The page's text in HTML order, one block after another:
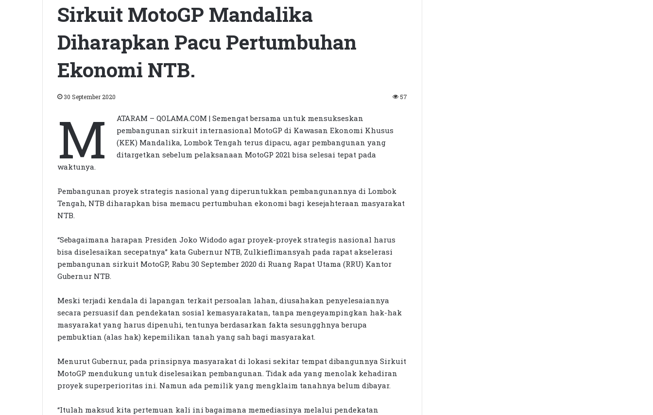
Sirkuit MotoGP Mandalika
Diharapkan Pacu Pertumbuhan
Ekonomi NTB.
30 September 2020 57
M
ATARAM – QOLAMA.COM | Semengat bersama untuk mensukseskan
pembangunan sirkuit internasional MotoGP di Kawasan Ekonomi Khusus
(KEK) Mandalika, Lombok Tengah terus dipacu, agar pembangunan yang
ditargetkan sebelum pelaksanaan MotoGP 2021 bisa selesai tepat pada
waktunya.
Pembangunan proyek strategis nasional yang diperuntukkan pembangunannya di Lombok
Tengah, NTB diharapkan bisa memacu pertumbuhan ekonomi bagi kesejahteraan masyarakat
NTB.
“Sebagaimana harapan Presiden Joko Widodo agar proyek-proyek strategis nasional harus
bisa diselesaikan secepatnya” kata Gubernur NTB, Zulkieflimansyah pada rapat akselerasi
pembangunan sirkuit MotoGP, Rabu 30 September 2020 di Ruang Rapat Utama (RRU) Kantor
Gubernur NTB.
Meski terjadi kendala di lapangan terkait persoalan lahan, diusahakan penyelesaiannya
secara persuasif dan pendekatan sosial kemasyarakatan, tanpa mengeyampingkan hak-hak
masyarakat yang harus dipenuhi, tentunya berdasarkan fakta sesungghnya berupa
pembuktian (alas hak) kepemilikan tanah yang sah bagi masyarakat.
Menurut Gubernur, pada prinsipnya masyarakat di lokasi sekitar tempat dibangunnya Sirkuit
MotoGP mendukung untuk diselesaikan pembangunan. Tidak ada yang menolak kehadiran
proyek superperioritas ini. Namun ada pemilik yang mengklaim tanahnya belum dibayar.
“Itulah maksud kita pertemuan kali ini bagaimana memediasinya melalui pendekatan